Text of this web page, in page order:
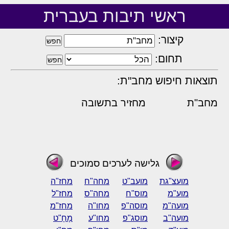
ראשי תיבות בעברית
קיצור:
תחום:
תוצאות חיפוש מחב"ת:
מחב"ת מחזיר בתשובה
גלישה לערכים סמוכים
מועצ"גת מועב"ט מחה"ח
מחז"ה
מוע"מ
מוס"ח מחה"ס
מחז"ל
מועה"מ
מוסה"פ מחו"ה
מחז"מ
מועה"ב
מוסג"פ מחו"ע
מָחָ"ט